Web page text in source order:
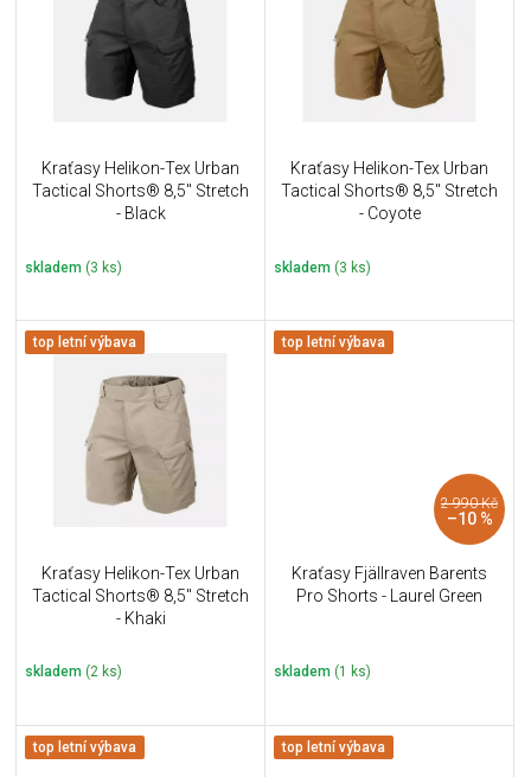
Kraťasy Helikon-Tex Urban
Tactical Shorts® 8,5" Stretch
- Black
skladem (3 ks)
Kraťasy Helikon-Tex Urban
Tactical Shorts® 8,5" Stretch
- Coyote
skladem (3 ks)
top letní výbava
Kraťasy Helikon-Tex Urban
Tactical Shorts® 8,5" Stretch
- Khaki
skladem (2 ks)
top letní výbava
2 990 Kč
–10 %
Kraťasy Fjällraven Barents
Pro Shorts - Laurel Green
skladem (1 ks)
top letní výbava top letní výbava